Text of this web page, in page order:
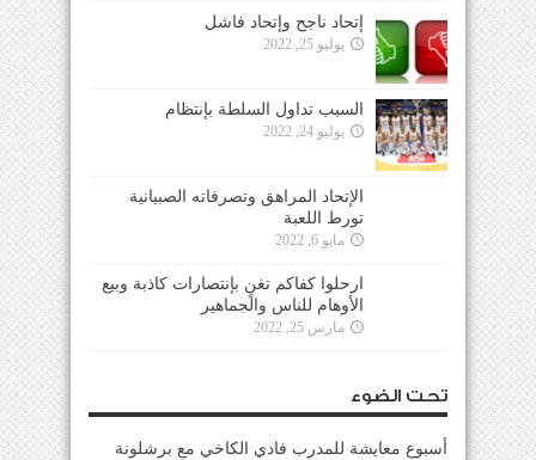
إتحاد ناجح وإتحاد فاشل
يوليو 25, 2022
السبب تداول السلطة بإنتظام
يوليو 24, 2022
الإتحاد المراهق وتصرفاته الصبيانية
تورط اللعبة
مايو 6, 2022
ارحلوا كفاكم تغنٍ بإنتصارات كاذبة وبيع
الأوهام للناس والجماهير
مارس 25, 2022
تحت الضوء
أسبوع معايشة للمدرب فادي الكاخي مع برشلونة